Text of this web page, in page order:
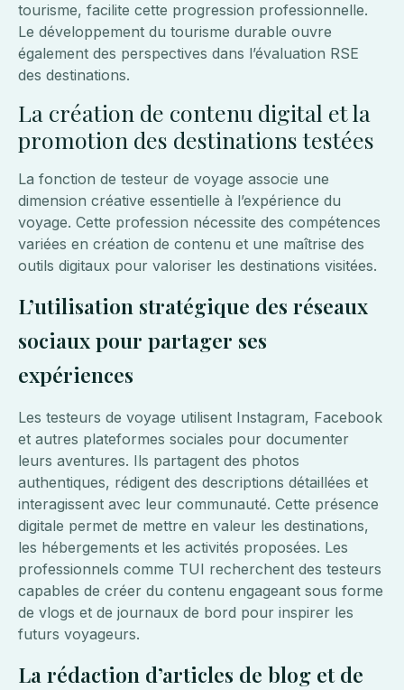
tourisme, facilite cette progression professionnelle.
Le développement du tourisme durable ouvre
également des perspectives dans l’évaluation RSE
des destinations.
La création de contenu digital et la
promotion des destinations testées
La fonction de testeur de voyage associe une
dimension créative essentielle à l’expérience du
voyage. Cette profession nécessite des compétences
variées en création de contenu et une maîtrise des
outils digitaux pour valoriser les destinations visitées.
L’utilisation stratégique des réseaux
sociaux pour partager ses
expériences
Les testeurs de voyage utilisent Instagram, Facebook
et autres plateformes sociales pour documenter
leurs aventures. Ils partagent des photos
authentiques, rédigent des descriptions détaillées et
interagissent avec leur communauté. Cette présence
digitale permet de mettre en valeur les destinations,
les hébergements et les activités proposées. Les
professionnels comme TUI recherchent des testeurs
capables de créer du contenu engageant sous forme
de vlogs et de journaux de bord pour inspirer les
futurs voyageurs.
La rédaction d’articles de blog et de